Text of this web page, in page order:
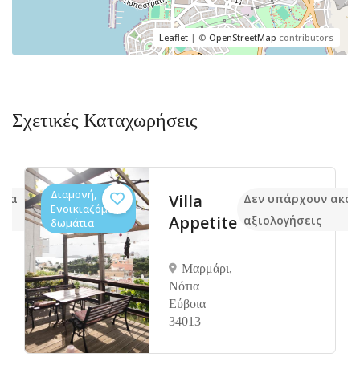
Leaflet | © OpenStreetMap contributors
Σχετικές Καταχωρήσεις
Διαμονή,
Ενοικιαζόμενα
δωμάτια
Villa
Appetite
Μαρμάρι,
Νότια
Εύβοια
34013
Δεν υπάρχουν
αξιολογήσεις